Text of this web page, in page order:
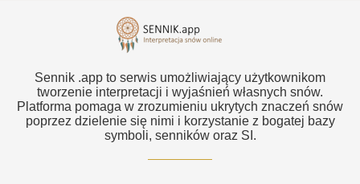
Sennik .app to serwis umożliwiający użytkownikom
tworzenie interpretacji i wyjaśnień własnych snów.
Platforma pomaga w zrozumieniu ukrytych znaczeń snów
poprzez dzielenie się nimi i korzystanie z bogatej bazy
symboli, senników oraz SI.